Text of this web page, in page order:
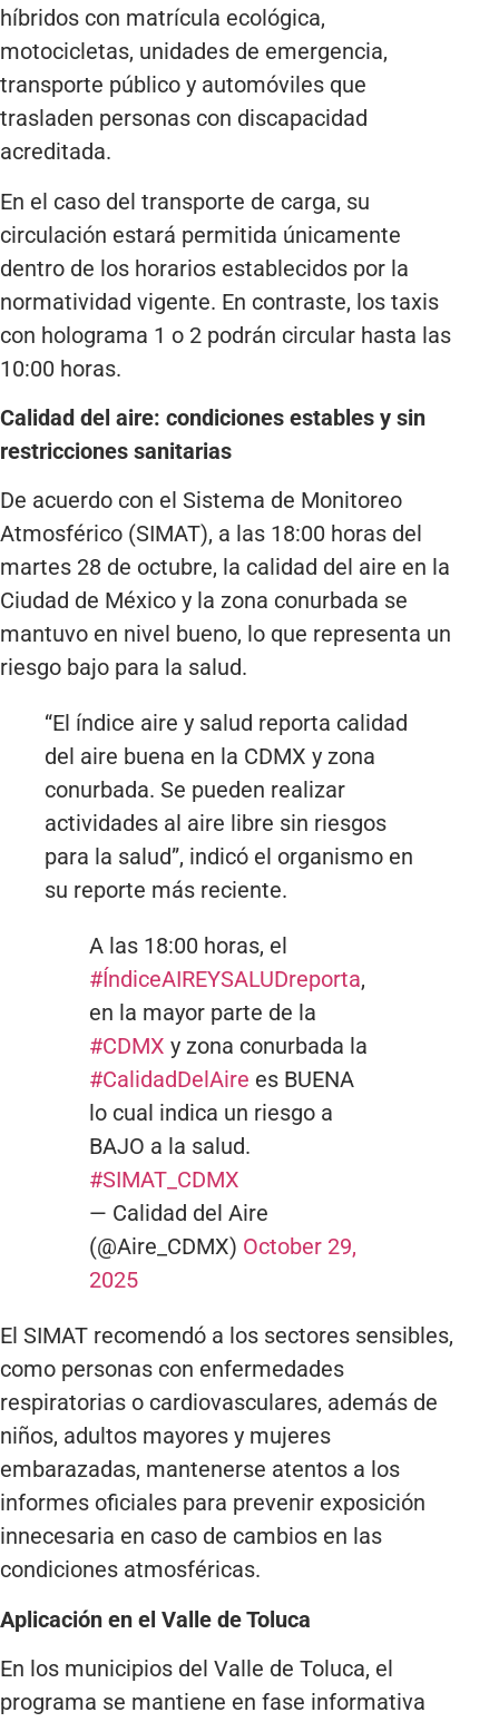
híbridos con matrícula ecológica,
motocicletas, unidades de emergencia,
transporte público y automóviles que
trasladen personas con discapacidad
acreditada.
En el caso del transporte de carga, su
circulación estará permitida únicamente
dentro de los horarios establecidos por la
normatividad vigente. En contraste, los taxis
con holograma 1 o 2 podrán circular hasta las
10:00 horas.
Calidad del aire: condiciones estables y sin
restricciones sanitarias
De acuerdo con el Sistema de Monitoreo
Atmosférico (SIMAT), a las 18:00 horas del
martes 28 de octubre, la calidad del aire en la
Ciudad de México y la zona conurbada se
mantuvo en nivel bueno, lo que representa un
riesgo bajo para la salud.
“El índice aire y salud reporta calidad
del aire buena en la CDMX y zona
conurbada. Se pueden realizar
actividades al aire libre sin riesgos
para la salud”, indicó el organismo en
su reporte más reciente.
A las 18:00 horas, el
#ÍndiceAIREYSALUDreporta,
en la mayor parte de la
#CDMX y zona conurbada la
#CalidadDelAire es BUENA
lo cual indica un riesgo a
BAJO a la salud.
#SIMAT_CDMX
— Calidad del Aire
(@Aire_CDMX) October 29,
2025
El SIMAT recomendó a los sectores sensibles,
como personas con enfermedades
respiratorias o cardiovasculares, además de
niños, adultos mayores y mujeres
embarazadas, mantenerse atentos a los
informes oficiales para prevenir exposición
innecesaria en caso de cambios en las
condiciones atmosféricas.
Aplicación en el Valle de Toluca
En los municipios del Valle de Toluca, el
programa se mantiene en fase informativa